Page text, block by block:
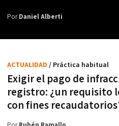
PorDaniel Alberti
Exigir el pago de
registro: ¿un requisito
con fines
ACTUALIDAD / Práctica habitual